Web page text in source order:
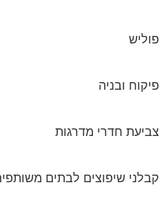
פוליש
פיקוח ובניה
צביעת חדרי מדרגות
קבלני שיפוצים לבתים משותפים